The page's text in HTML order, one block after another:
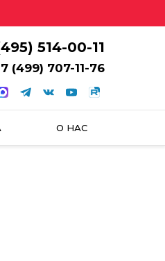
514-00-11
(499) 707-11-76
О НАС